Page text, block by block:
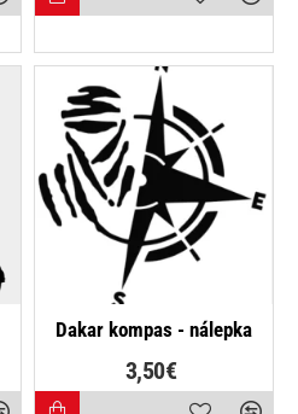
Dakar kompas - nálepka
3,50€